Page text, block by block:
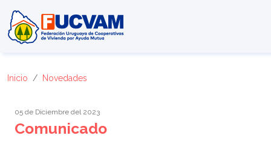
Inicio Novedades
05 de Diciembre del 2023
Comunicado